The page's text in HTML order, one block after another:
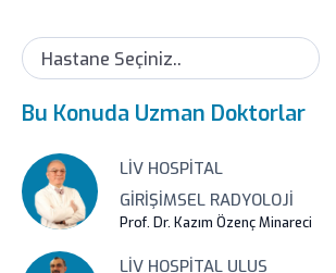
Hastane Seçiniz..
Bu Konuda Uzman Doktorlar
LIV HOSPITAL
GIRIŞIMSEL RADYOLOJI
Prof. Dr. Kazım Özenç Minareci
LIV HOSPITAL ULUS